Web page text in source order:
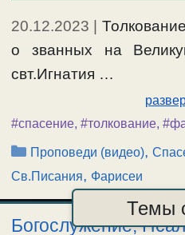
20.12.2023
о званных на
свт.Игнатия …
#спасение, #толкование,
Рубрики
Проповеди (видео),
Св.Писания, Фарисеи
Богослужение,
Темы